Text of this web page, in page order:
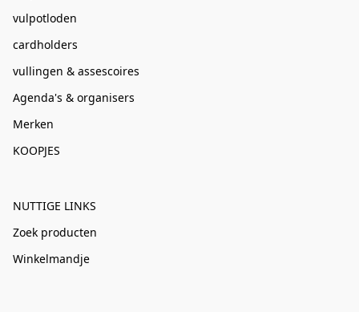
vulpotloden
cardholders
vullingen & assescoires
Agenda's & organisers
Merken
KOOPJES
NUTTIGE LINKS
Zoek producten
Winkelmandje